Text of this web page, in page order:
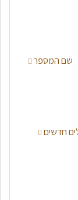
שם המספר
חדשים